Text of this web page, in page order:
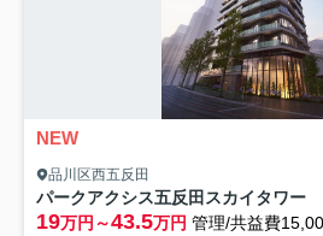
NEW
品川区西五反田
パークアクシス五反田スカイタワー
19万円～43.5万円 管理/共益費